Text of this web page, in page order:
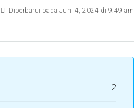
Diperbarui pada Juni 4, 2024 di 9:49 am
2